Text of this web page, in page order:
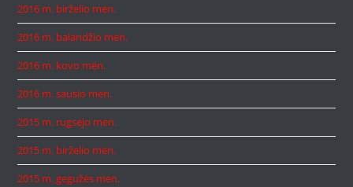
2016 m. birželio mėn.
2016 m. balandžio mėn.
2016 m. kovo mėn.
2016 m. sausio mėn.
2015 m. rugsėjo mėn.
2015 m. birželio mėn.
2015 m. gegužės mėn.